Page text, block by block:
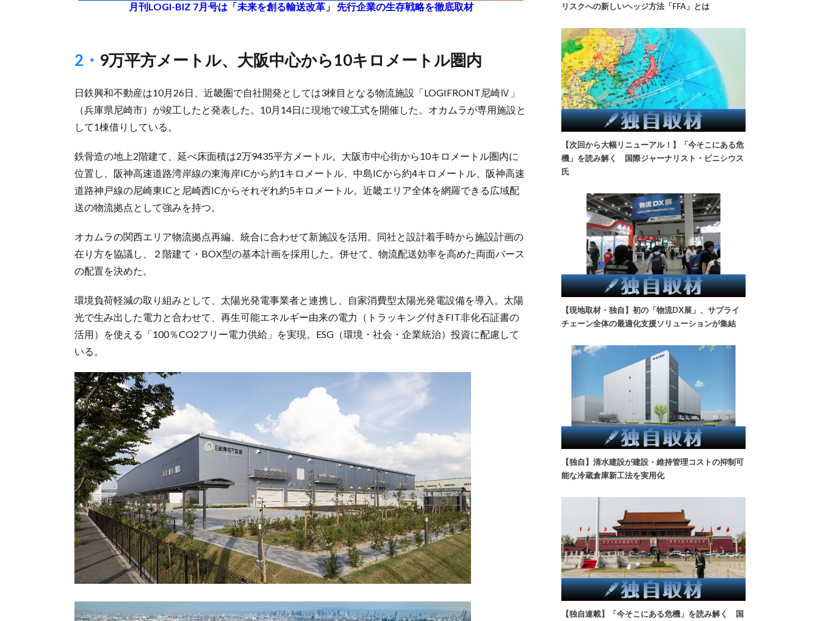
月刊LOGI-BIZ 7月号は「未来を創る輸送改革」 先行企業の生存戦略を徹底取材
2・9万平方メートル、大阪中心から10キロメートル圏内
日鉄興和不動産は10月26日、近畿圏で自社開発としては3棟目となる物流施設「LOGIFRONT尼崎Ⅳ」
（兵庫県尼崎市）が竣工したと発表した。10月14日に現地で竣工式を開催した。オカムラが専用施設と
して1棟借りしている。
鉄骨造の地上2階建て、延べ床面積は2万9435平方メートル。大阪市中心街から10キロメートル圏内に
位置し、阪神高速道路湾岸線の東海岸ICから約1キロメートル、中島ICから約4キロメートル、阪神高速
道路神戸線の尼崎東ICと尼崎西ICからそれぞれ約5キロメートル。近畿エリア全体を網羅できる広域配
送の物流拠点として強みを持つ。
オカムラの関西エリア物流拠点再編、統合に合わせて新施設を活用。同社と設計着手時から施設計画の
在り方を協議し、２階建て・BOX型の基本計画を採用した。併せて、物流配送効率を高めた両面バース
の配置を決めた。
環境負荷軽減の取り組みとして、太陽光発電事業者と連携し、自家消費型太陽光発電設備を導入。太陽
光で生み出した電力と合わせて、再生可能エネルギー由来の電力（トラッキング付きFIT非化石証書の
活用）を使える「100％CO2フリー電力供給」を実現。ESG（環境・社会・企業統治）投資に配慮して
いる。
リスクへの新しいヘッジ方法「FFA」とは
【次回から大幅リニューアル！】「今そこにある危
機」を読み解く 国際ジャーナリスト・ビニシウス
氏
【現地取材・独自】初の「物流DX展」、サプライ
チェーン全体の最適化支援ソリューションが集結
【独自】清水建設が建設・維持管理コストの抑制可
能な冷蔵倉庫新工法を実用化
【独自連載】「今そこにある危機」を読み解く 国